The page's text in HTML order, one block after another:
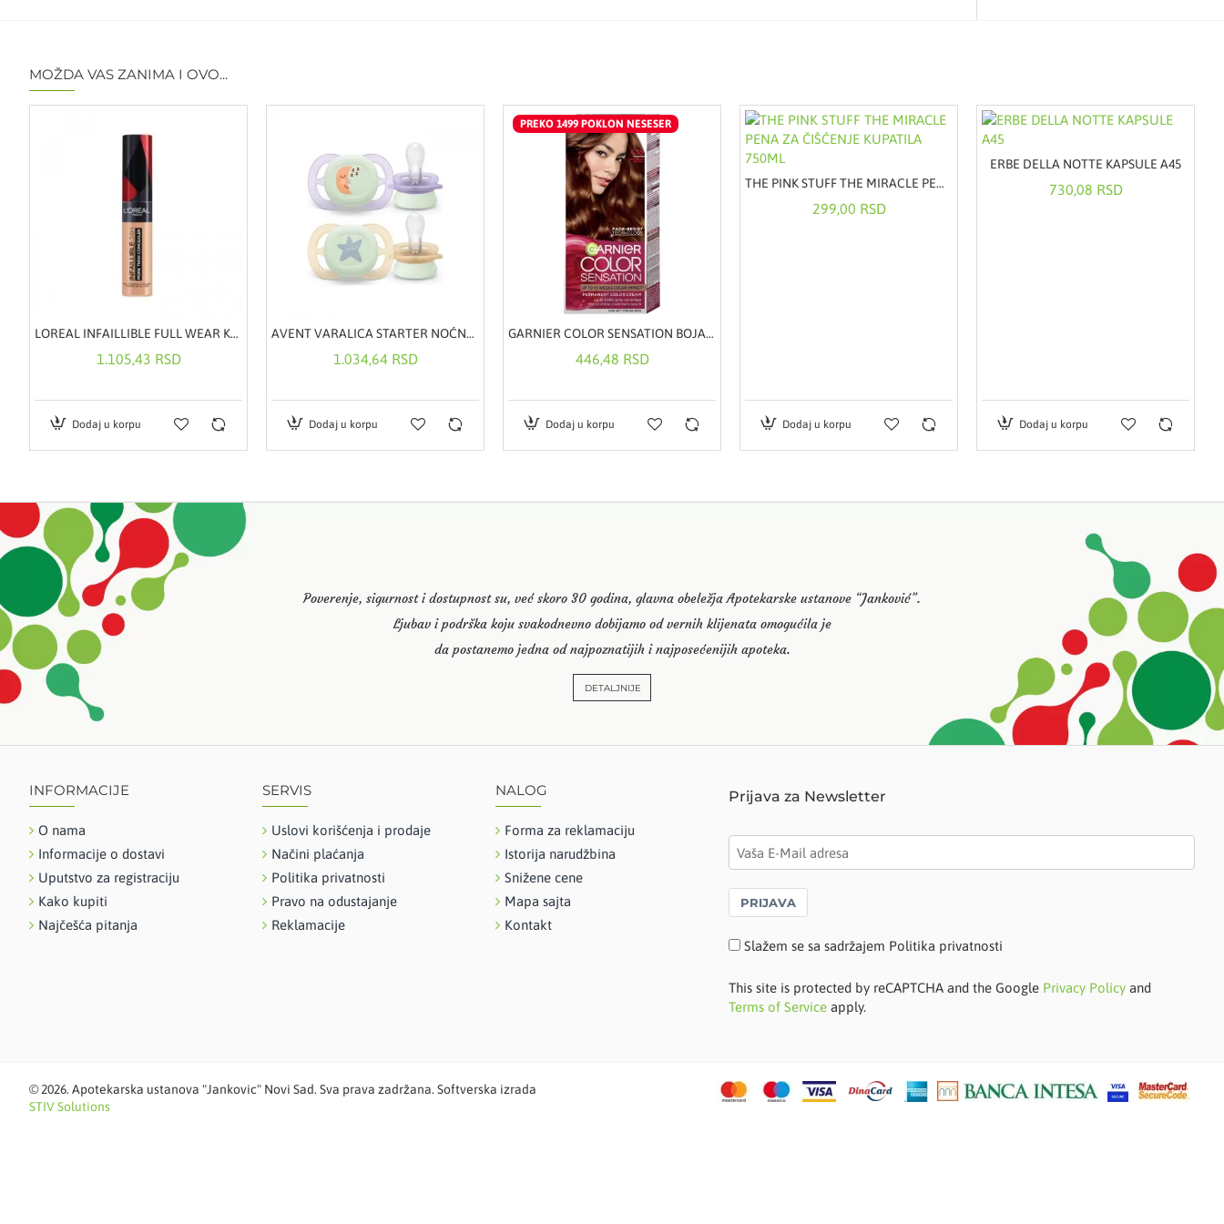
MOŽDA VAS ZANIMA I OVO...
LOREAL INFAILLIBLE FULL WEAR KOREKTOR 327
1.105,43 RSD
Dodaj u korpu
AVENT VARALICA STARTER NOĆNA 0-2m GIRL A2
1.034,64 RSD
Dodaj u korpu
PREKO 1499 POKLON NESESER
GARNIER COLOR SENSATION BOJA ZA KOSU - 5.35
446,48 RSD
Dodaj u korpu
THE PINK STUFF THE MIRACLE PENA ZA ČIŠĆENJE KUPATILA 750ML
299,00 RSD
Dodaj u korpu
ERBE DELLA NOTTE KAPSULE A45
730,08 RSD
Dodaj u korpu
Poverenje, sigurnost i dostupnost su, već skoro 30 godina, glavna obeležja Apotekarske ustanove “Janković”.
Ljubav i podrška koju svakodnevno dobijamo od vernih klijenata omogućila je
da postanemo jedna od najpoznatijih i najposećenijih apoteka.
DETALJNIJE
INFORMACIJE
O nama
Informacije o dostavi
Uputstvo za registraciju
Kako kupiti
Najčešća pitanja
SERVIS
Uslovi korišćenja i prodaje
Načini plaćanja
Politika privatnosti
Pravo na odustajanje
Reklamacije
NALOG
Forma za reklamaciju
Istorija narudžbina
Snižene cene
Mapa sajta
Kontakt
Prijava za Newsletter
PRIJAVA
Slažem se sa sadržajem Politika privatnosti
This site is protected by reCAPTCHA and the Google Privacy Policy and
Terms of Service apply.
©2026. Apotekarska ustanova "Jankovic" Novi Sad. Sva prava zadržana. Softverska izrada
STIV Solutions